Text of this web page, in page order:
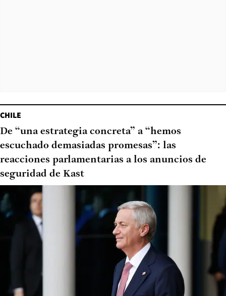
CHILE
De “una estrategia concreta” a “hemos
escuchado demasiadas promesas”: las
reacciones parlamentarias a los anuncios de
seguridad de Kast